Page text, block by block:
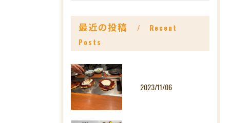
最近の投稿
Recent
Posts
2023/11/06